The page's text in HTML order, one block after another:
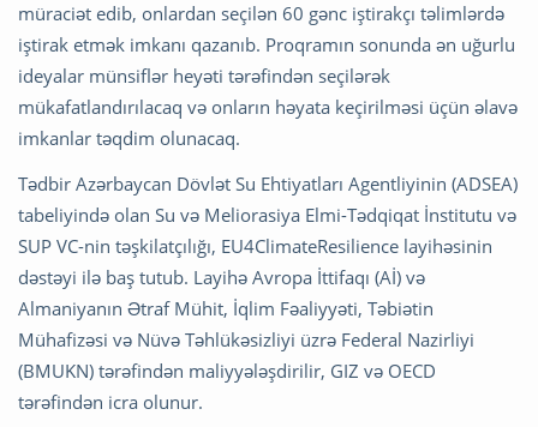
müraciət edib, onlardan seçilən 60 gənc iştirakçı təlimlərdə
iştirak etmək imkanı qazanıb. Proqramın sonunda ən uğurlu
ideyalar münsiflər heyəti tərəfindən seçilərək
mükafatlandırılacaq və onların həyata keçirilməsi üçün əlavə
imkanlar təqdim olunacaq.
Tədbir Azərbaycan Dövlət Su Ehtiyatları Agentliyinin (ADSEA)
tabeliyində olan Su və Meliorasiya Elmi-Tədqiqat İnstitutu və
SUP VC-nin təşkilatçılığı, EU4ClimateResilience layihəsinin
dəstəyi ilə baş tutub. Layihə Avropa İttifaqı (Aİ) və
Almaniyanın Ətraf Mühit, İqlim Fəaliyyəti, Təbiətin
Mühafizəsi və Nüvə Təhlükəsizliyi üzrə Federal Nazirliyi
(BMUKN) tərəfindən maliyyələşdirilir, GIZ və OECD
tərəfindən icra olunur.